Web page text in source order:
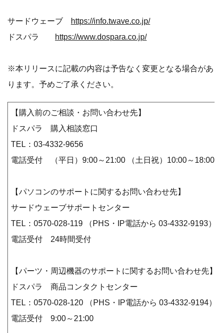
サードウェーブ
https://info.twave.co.jp/
ドスパラ
https://www.dospara.co.jp/
※本リリースに記載の内容は予告なく変更となる場合があ
ります。予めご了承ください。
【購入前のご相談・お問い合わせ先】
ドスパラ 購入相談窓口
TEL：03-4332-9656
電話受付 （平日）9:00～21:00 （土日祝）10:00～18:00
【パソコンのサポートに関するお問い合わせ先】
サードウェーブサポートセンター
TEL：0570-028-119 （PHS・IP電話から 03-4332-9193）
電話受付 24時間受付
【パーツ・周辺機器のサポートに関するお問い合わせ先】
ドスパラ 商品コンタクトセンター
TEL：0570-028-120 （PHS・IP電話から 03-4332-9194）
電話受付 9:00～21:00